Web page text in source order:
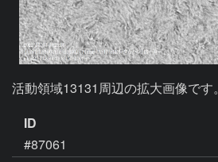
活動領域13131周辺の拡大画像です。
ID
#87061